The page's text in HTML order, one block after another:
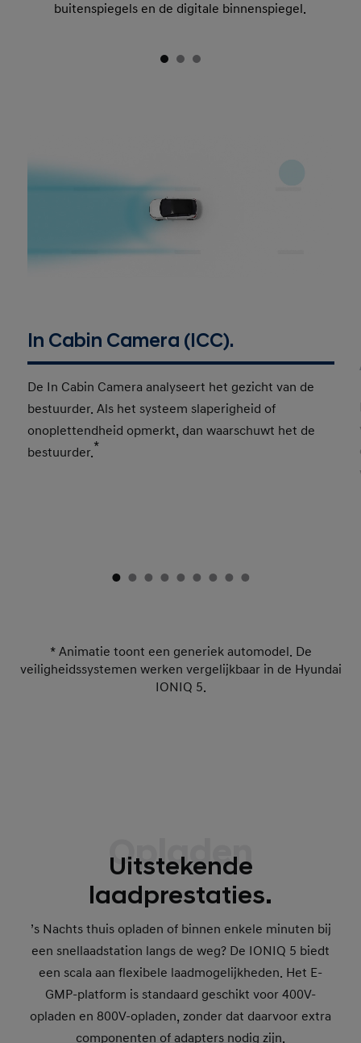
buitenspiegels en de digitale binnenspiegel.
In Cabin Camera (ICC).
De In Cabin Camera analyseert het gezicht van de
bestuurder. Als het systeem slaperigheid of
onoplettendheid opmerkt, dan waarschuwt het de
bestuurder.*
* Animatie toont een generiek automodel. De
veiligheidssystemen werken vergelijkbaar in de Hyundai
IONIQ 5.
Opladen
Uitstekende
laadprestaties.
’s Nachts thuis opladen of binnen enkele minuten bij
een snellaadstation langs de weg? De IONIQ 5 biedt
een scala aan flexibele laadmogelijkheden. Het E-
GMP-platform is standaard geschikt voor 400V-
opladen en 800V-opladen, zonder dat daarvoor extra
componenten of adapters nodig zijn.